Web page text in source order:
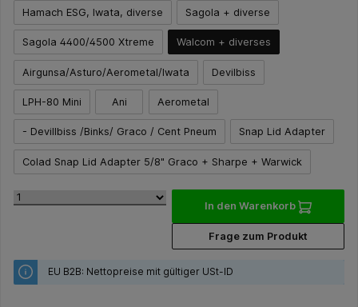
Hamach ESG, Iwata, diverse Sagola + diverse
Sagola 4400/4500 Xtreme Walcom + diverses
Airgunsa/Asturo/Aerometal/Iwata Devilbiss
LPH-80 Mini Ani Aerometal
- Devillbiss /Binks/ Graco / Cent Pneum Snap Lid Adapter
Colad Snap Lid Adapter 5/8" Graco + Sharpe + Warwick
In den Warenkorb
Frage zum Produkt
EU B2B: Nettopreise mit gültiger USt-ID